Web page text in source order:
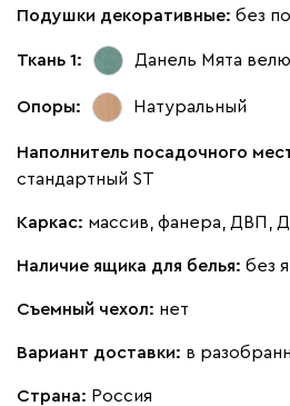
Вишневый Голубой
Кларинс
100 130
Подушки декоративные: без
Ткань 1: Данель Мята
Опоры: Натуральный
Наполнитель посадочного
стандартный ST
Каркас: массив, фанера, ДВП,
Наличие ящика для белья: без
Съемный чехол: нет
Вариант доставки: в
Страна: Россия